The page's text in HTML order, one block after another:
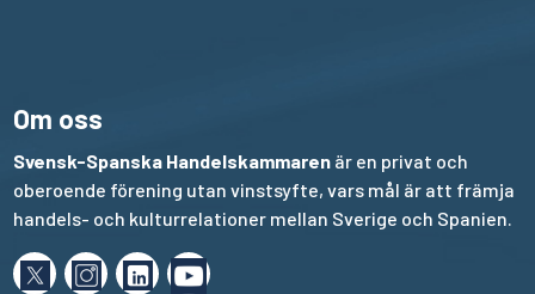
Om oss
Svensk-Spanska Handelskammaren är en privat och
oberoende förening utan vinstsyfte, vars mål är att främja
handels- och kulturrelationer mellan Sverige och Spanien.